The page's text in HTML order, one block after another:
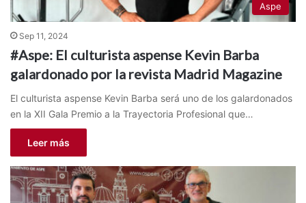
Aspe
Sep 11, 2024
#Aspe: El culturista aspense Kevin Barba
galardonado por la revista Madrid Magazine
El culturista aspense Kevin Barba será uno de los galardonados
en la XII Gala Premio a la Trayectoria Profesional que…
Leer más